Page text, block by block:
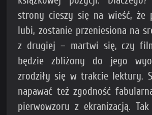
strony cieszy się na wieść, że
lubi, zostanie przeniesiona na
z drugiej – martwi się, czy
będzie zbliżony do jego
zrodziły się w trakcie lektury.
napawać też zgodność
pierwowzoru z ekranizacją. Tak